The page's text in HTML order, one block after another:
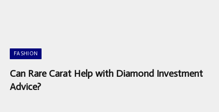
FASHION
Can Rare Carat Help with Diamond Investment
Advice?